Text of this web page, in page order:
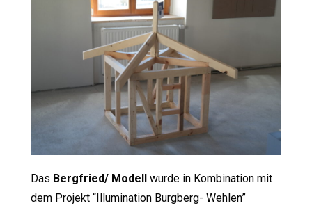
Das Bergfried/ Modell wurde in Kombination mit
dem Projekt “Illumination Burgberg- Wehlen”